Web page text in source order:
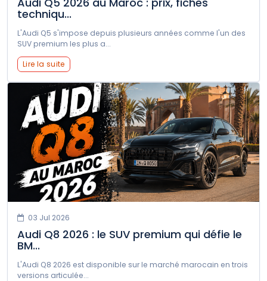
techniqu...
L'Audi Q5 s'impose depuis plusieurs années comme l'un des
SUV premium les plus a...
Lire la suite
03 Jul 2026
Audi Q8 2026 : le SUV premium qui défie le
BM...
L'Audi Q8 2026 est disponible sur le marché marocain en trois
versions articulée...